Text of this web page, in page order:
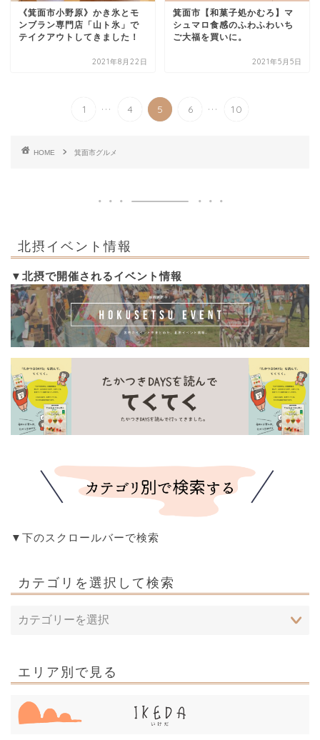
《箕面市小野原》かき氷とモ
ンブラン専門店「山ト氷」で
テイクアウトしてきました！
2021年8月22日
箕面市【和菓子処かむろ】マ
シュマロ食感のふわふわいち
ご大福を買いに。
2021年5月5日
1 ... 4 5 6 ... 10
HOME 箕面市グルメ
北摂イベント情報
▼北摂で開催されるイベント情報
▼下のスクロールバーで検索
カテゴリを選択して検索
エリア別で見る